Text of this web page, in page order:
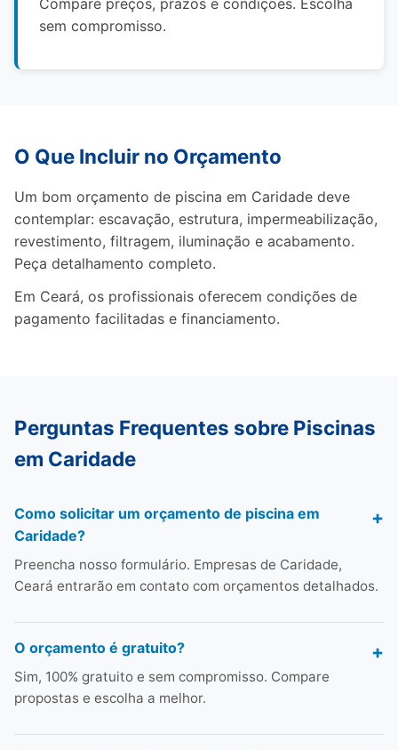
Compare preços, prazos e condições. Escolha
sem compromisso.
O Que Incluir no Orçamento
Um bom orçamento de piscina em Caridade deve
contemplar: escavação, estrutura, impermeabilização,
revestimento, filtragem, iluminação e acabamento.
Peça detalhamento completo.
Em Ceará, os profissionais oferecem condições de
pagamento facilitadas e financiamento.
Perguntas Frequentes sobre Piscinas
em Caridade
Como solicitar um orçamento de piscina em
Caridade?
Preencha nosso formulário. Empresas de Caridade,
Ceará entrarão em contato com orçamentos detalhados.
O orçamento é gratuito?
Sim, 100% gratuito e sem compromisso. Compare
propostas e escolha a melhor.